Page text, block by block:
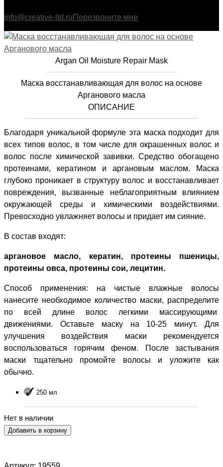
info@creative-ltd.ru Перезвоните мне
Argan Oil Moisture Repair Mask
Маска восстанавливающая для волос на основе
Арганового масла
ОПИСАНИЕ
Благодаря уникальной формуле эта маска подходит для
всех типов волос, в том числе для окрашенных волос и
волос после химической завивки. Средство обогащено
протеинами, кератином и аргановым маслом. Маска
глубоко проникает в структуру волос и восстанавливает
повреждения, вызванные неблагоприятным влиянием
окружающей среды и химическими воздействиями.
Превосходно увлажняет волосы и придает им сияние.
В состав входят:
аргановое масло, кератин, протеины пшеницы,
протеины овса, протеины сои, лецитин.
Способ применения: на чистые влажные волосы
нанесите необходимое количество маски, распределите
по всей длине волос легкими массирующими
движениями. Оставьте маску на 10-25 минут. Для
улучшения воздействия маски рекомендуется
воспользоваться горячим феном. После застывания
маски тщательно промойте волосы и уложите как
обычно.
250 мл
Нет в наличии